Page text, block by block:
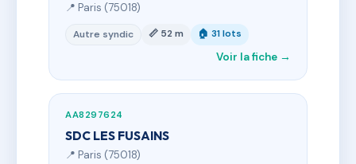
📍 Paris (75018)
Autre syndic 📏 52 m 🏠 31 lots
Voir la fiche →
AA8297624
SDC LES FUSAINS
📍 Paris (75018)